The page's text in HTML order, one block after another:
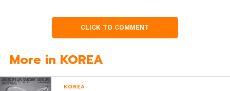
CLICK TO COMMENT
More in KOREA
KOREA